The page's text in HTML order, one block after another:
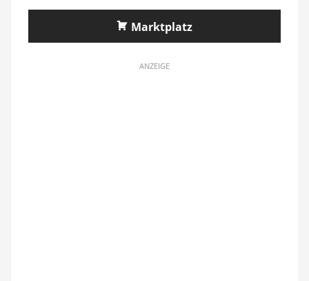
Marktplatz
ANZEIGE